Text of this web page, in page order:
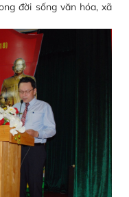
đời sống văn hóa, xã